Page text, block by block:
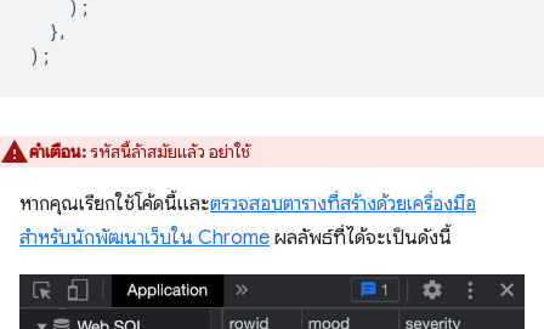
);
},
);
คำเตือน:รหัสนี้ล้าสมัยแล้ว อย่าใช้
หากคุณเรียกใช้โค้ดนี้และตรวจสอบตารางที่สร้างด้วยเครื่องมือ
สำหรับนักพัฒนาเว็บใน Chrome ผลลัพธ์ที่ได้จะเป็นดังนี้